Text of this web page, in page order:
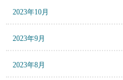
2023年10月
2023年9月
2023年8月